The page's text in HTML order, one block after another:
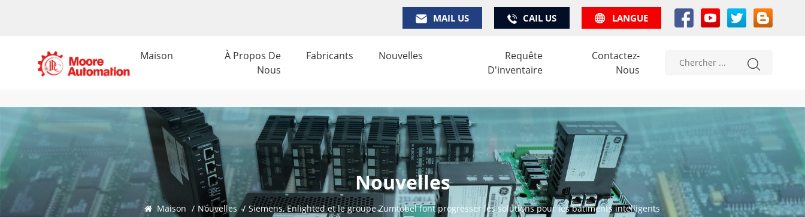
MAIL US CAIL US LANGUE
Maison
À Propos De
Nous
Fabricants Nouvelles
Requête
D'inventaire
Contactez-
Nous
Nouvelles
Maison / Nouvelles / Siemens, Enlighted et le groupe Zumtobel font progresser les solutions pour les bâtiments intelligents